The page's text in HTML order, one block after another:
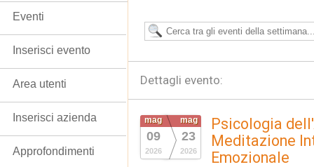
Dettagli evento:
mag
09
2026
mag
23
2026
Psicologia
Meditazione
Emozionale
Eventi
Inserisci evento
Area utenti
Inserisci azienda
Approfondimenti